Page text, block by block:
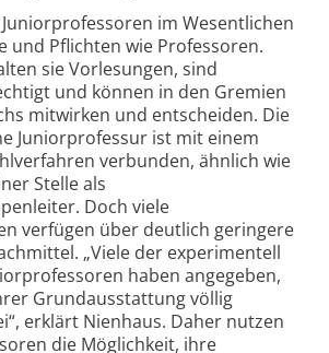
im Wesentlichen
und Pflichten wie Professoren.
sie Vorlesungen, sind
und können in den Gremien
mitwirken und entscheiden. Die
Juniorprofessur ist mit einem
verbunden, ähnlich wie
Stelle als
Doch viele
verfügen über deutlich geringere
„Viele der experimentell
haben angegeben,
Grundausstattung völlig
erklärt Nienhaus. Daher nutzen
die Möglichkeit, ihre